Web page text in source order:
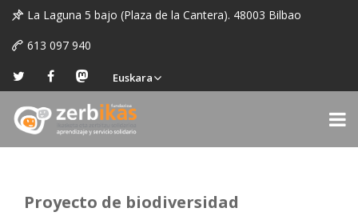
La Laguna 5 bajo (Plaza de la Cantera). 48003 Bilbao
613 097 940
Euskara
Proyecto de biodiversidad